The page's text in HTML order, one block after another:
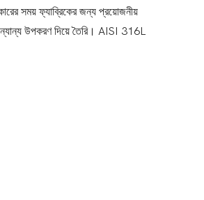
সময় ফ্যাব্রিকের জন্য প্রয়োজনীয়
অন্যান্য উপকরণ দিয়ে তৈরি। AISI 316L